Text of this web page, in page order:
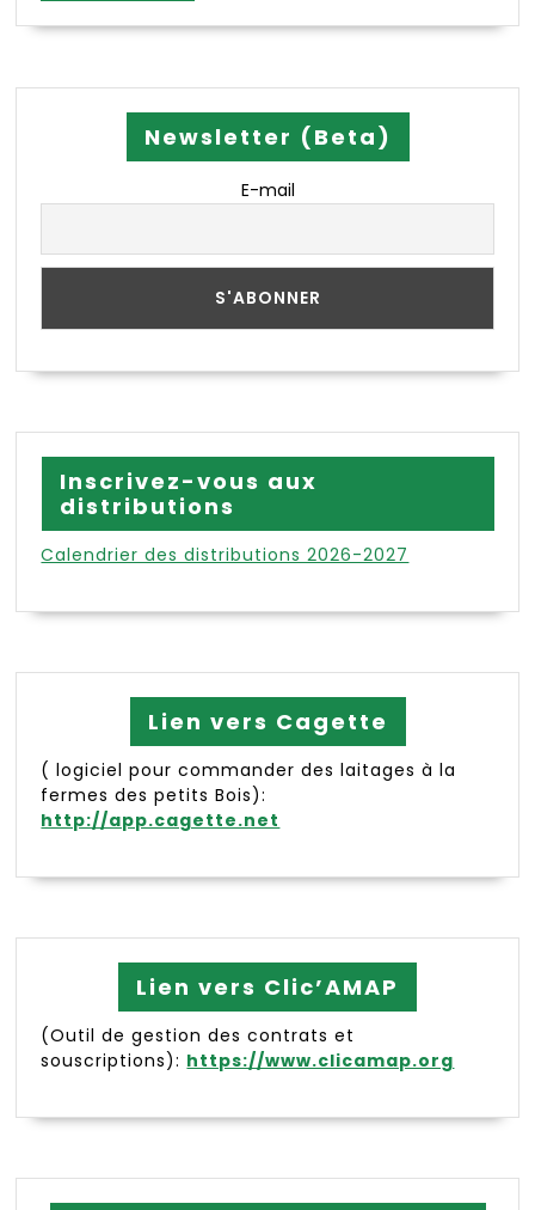
Newsletter (Beta)
E-mail
Inscrivez-vous aux
distributions
Calendrier des distributions 2026-2027
Lien vers Cagette
( logiciel pour commander des laitages à la
fermes des petits Bois):
http://app.cagette.net
Lien vers Clic’AMAP
(Outil de gestion des contrats et
souscriptions): https://www.clicamap.org